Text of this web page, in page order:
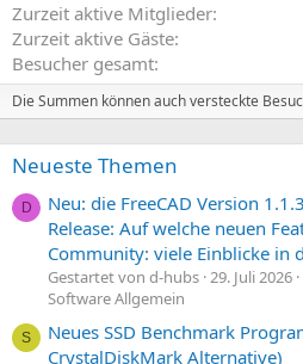
i
m
m
Zurzeit aktive Mitglieder
Zurzeit aktive Gäste
Besucher gesamt
Die Summen können auch versteckte
Neueste Themen
D
Neu: die FreeCAD Version
Release: Auf welche neuen
Community: viele Einblicke in
Gestartet von d-hubs 29. Juli 2026
Software Allgemein
S
Neues SSD Benchmark
CrystalDiskMark Alternative)